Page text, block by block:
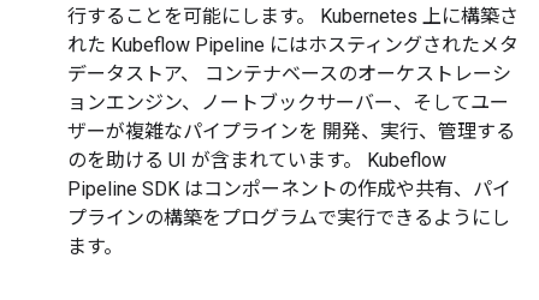
行することを可能にします。 Kubernetes 上に構築さ
れた Kubeflow Pipeline にはホスティングされたメタ
データストア、 コンテナベースのオーケストレーシ
ョンエンジン、ノートブックサーバー、そしてユー
ザーが複雑なパイプラインを 開発、実行、管理する
のを助ける UI が含まれています。 Kubeflow
Pipeline SDK はコンポーネントの作成や共有、パイ
プラインの構築をプログラムで実行できるようにし
ます。